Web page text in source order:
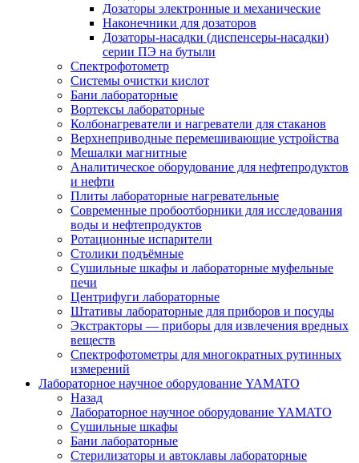
Дозаторы электронные и механические
Наконечники для дозаторов
Дозаторы-насадки (диспенсеры-насадки)
серии ПЭ на бутыли
Спектрофотометр
Системы очистки кислот
Бани лабораторные
Вортексы лабораторные
Колбонагреватели и нагреватели для стаканов
Верхнеприводные перемешивающие устройства
Мешалки магнитные
Аналитическое оборудование для нефтепродуктов
и нефти
Плиты лабораторные нагревательные
Современные пробоотборники для исследования
воды и нефтепродуктов
Ротационные испарители
Столики подъёмные
Сушильные шкафы и лабораторные муфельные
печи
Центрифуги лабораторные
Штативы лабораторные для приборов и посуды
Экстракторы — приборы для извлечения вредных
веществ
Спектрофотометры для многократных рутинных
измерений
Лабораторное научное оборудование YAMATO
Назад
Лабораторное научное оборудование YAMATO
Сушильные шкафы
Бани лабораторные
Стерилизаторы и автоклавы лабораторные